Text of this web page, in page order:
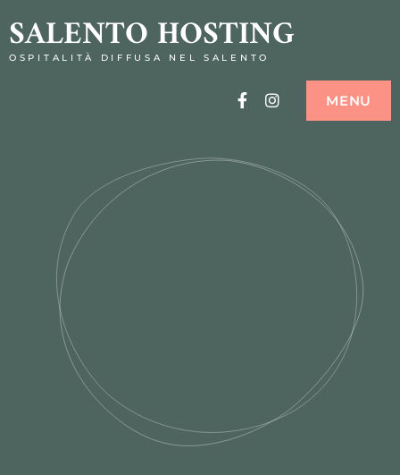
SALENTO HOSTING
OSPITALITÀ DIFFUSA NEL SALENTO
FacebookInstagram
MENU